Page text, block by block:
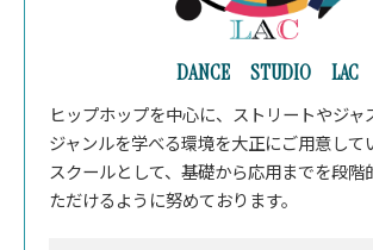
DANCE STUDIO LAC
ヒップホップを中心に、ストリートやジャ
ジャンルを学べる環境を大正にご用意して
スクールとして、基礎から応用までを段階
ただけるように努めております。